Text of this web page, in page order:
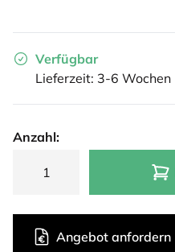
Verfügbar
Lieferzeit: 3-6 Wochen
Anzahl:
Angebot anfordern